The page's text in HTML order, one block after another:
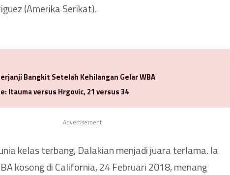
(Amerika Serikat).
Bangkit Setelah Kehilangan Gelar WBA
Itauma versus Hrgovic, 21 versus 34
Advertisement
kelas terbang, Dalakian menjadi juara terlama. Ia
kosong di California, 24 Februari 2018, menang